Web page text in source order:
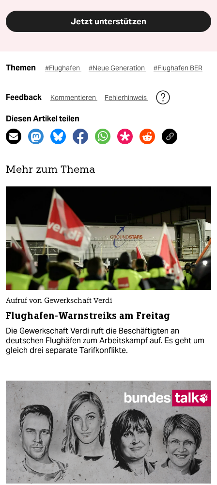
Jetzt unterstützen
Themen #Flughafen #Neue Generation #Flughafen BER
Feedback Kommentieren Fehlerhinweis
Diesen Artikel teilen
Mehr zum Thema
Aufruf von Gewerkschaft Verdi
Flughafen-Warnstreiks am Freitag
Die Gewerkschaft Verdi ruft die Beschäftigten an
deutschen Flughäfen zum Arbeitskampf auf. Es geht um
gleich drei separate Tarifkonflikte.